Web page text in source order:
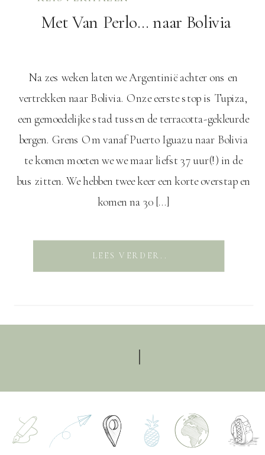
Met Van Perlo… naar Bolivia
Na zes weken laten we Argentinië achter ons en
vertrekken naar Bolivia. Onze eerste stop is Tupiza,
een gemoedelijke stad tussen de terracotta-gekleurde
bergen. Grens Om vanaf Puerto Iguazu naar Bolivia
te komen moeten we we maar liefst 37 uur(!) in de
bus zitten. We hebben twee keer een korte overstap en
komen na 30 […]
LEES VERDER..